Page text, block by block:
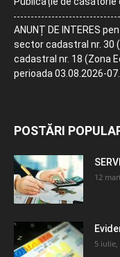
ANUNȚ DE INTERES
sector cadastral nr. 30
cadastral nr. 18 (Zona
perioada 03.08.2026-
POSTĂRI
12
5 iulie,